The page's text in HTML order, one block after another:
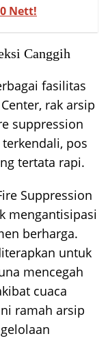
Nett!
Canggih
fasilitas
rak arsip
suppression
pos
tertata rapi.
Suppression
mengantisipasi
berharga.
untuk
mencegah
cuaca
ramah arsip